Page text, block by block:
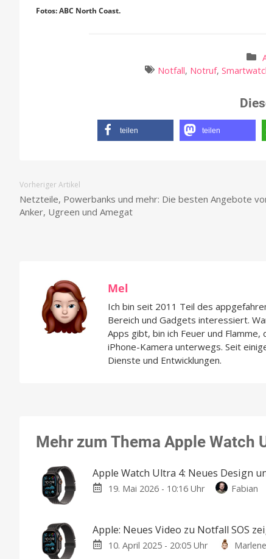
Fotos: ABC North Coast.
Notfall, Notruf,
teilen teilen
Vorheriger Artikel
Netzteile, Powerbanks und mehr: Die besten Angebote
Anker, Ugreen und Amegat
Mel
Ich bin seit 2011 Teil des
Bereich und Gadgets interessiert.
Apps gibt, bin ich Feuer und
iPhone-Kamera unterwegs. Seit
Dienste und Entwicklungen.
Mehr zum Thema Apple Watch
Apple Watch Ultra 4: Neues Design
19. Mai 2026 - 10:16 Uhr Fabian
Apple: Neues Video zu Notfall SOS
10. April 2025 - 20:05 Uhr Marlene